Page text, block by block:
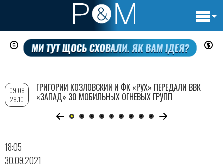
Перейти
содержанию
18:05
30.09.2021
09:08
28.10
ГРИГОРИЙ КОЗЛОВСКИЙ И ФК «РУХ» ПЕРЕДАЛИ ВВК
«ЗАПАД» 30 МОБИЛЬНЫХ ОГНЕВЫХ ГРУПП